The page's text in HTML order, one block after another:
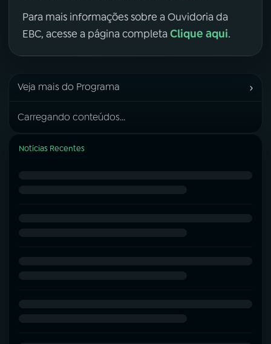
Para mais informações sobre a Ouvidoria da
EBC, acesse a página completa Clique aqui.
Veja mais do Programa ›
Carregando conteúdos...
Notícias Recentes